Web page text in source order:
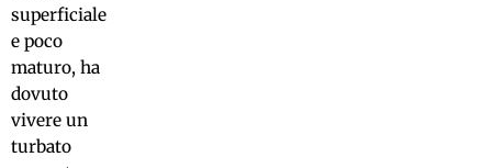
superficiale
e poco
maturo, ha
dovuto
vivere un
turbato